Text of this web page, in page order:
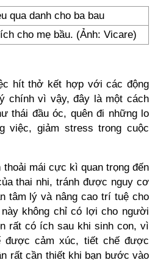
cho mẹ bầu. (Ảnh: Vicare)
hít thở kết hợp với các động
chính vì vậy, đây là một cách
thái đầu óc, quên đi những lo
việc, giảm stress trong cuộc
thoải mái cực kì quan trọng đến
thai nhi, tránh được nguy cơ
tâm lý và nâng cao trí tuệ cho
không chỉ có lợi cho người
rất có ích sau khi sinh con, vì
được cảm xúc, tiết chế được
rất cần thiết khi bạn bước vào